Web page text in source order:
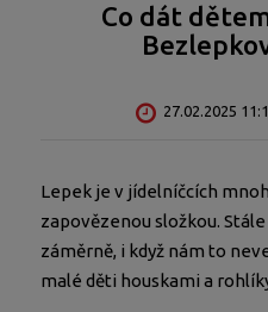
a
Co dát
27.02.2025
Lepek je v jídelníčcích
zapovězenou složkou.
záměrně, i když nám to
malé děti houskami a